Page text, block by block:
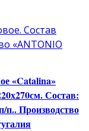
«Catalina»
Состав:
п.. Производство